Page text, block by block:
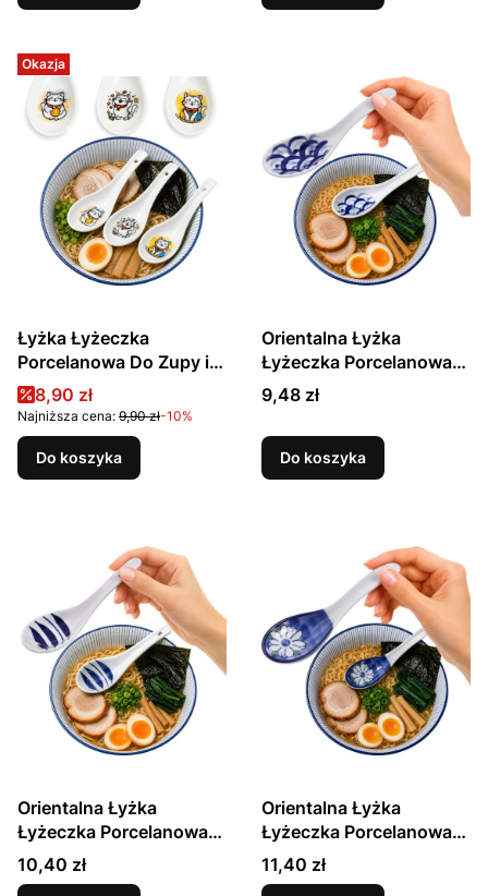
Okazja
Łyżka Łyżeczka
Porcelanowa Do Zupy i
Ryżu Różne Wzory Kotek
MANEKI NEKO 13,75cm
EMRO AZIATICA
Cena promocyjna
8,90 zł
Najniższa cena: 9,90 zł-10%
Do koszyka
Orientalna Łyżka
Łyżeczka Porcelanowa
Do Zupy i Ryżu
Niebieskie Fale 14,2cm
GOLDEN TURTLE
Cena
9,48 zł
Do koszyka
Orientalna Łyżka
Łyżeczka Porcelanowa
Do Zupy i Ryżu
Niebieskie Paseczki
Cena
10,40 zł
Orientalna Łyżka
Łyżeczka Porcelanowa
Do Zupy i Ryżu Niebieski
Kwiat 14,2cm GOLDEN
Cena
11,40 zł